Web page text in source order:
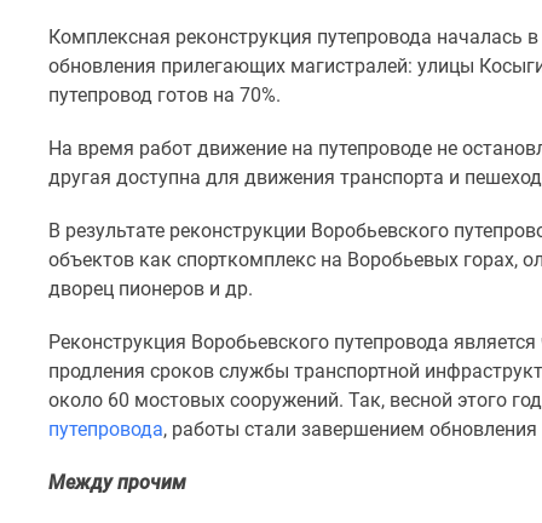
Подмосковья
комнатные
комнатные
Квартиры
калькулятор
Семейная
ипотека
Военная
Комплексная реконструкция путепровода началась
обновления прилегающих магистралей: улицы
путепровод готов на 70%.
На время работ движение на путепроводе не
другая доступна для движения транспорта и
В результате реконструкции Воробьевского
объектов как спорткомплекс на Воробьевых горах,
дворец пионеров и др.
Реконструкция Воробьевского путепровода
продления сроков службы транспортной
около 60 мостовых сооружений. Так, весной этого
путепровода, работы стали завершением обновления
Между прочим